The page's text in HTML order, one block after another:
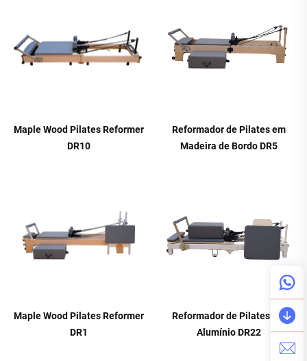
Maple Wood Pilates Reformer
DR10
Reformador de Pilates em
Madeira de Bordo DR5
Maple Wood Pilates Reformer
DR1
Reformador de Pilates em
Alumínio DR22